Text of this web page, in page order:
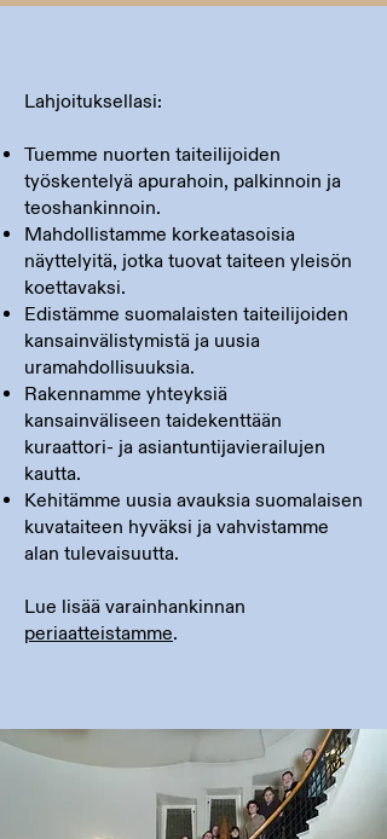
Lahjoituksellasi:
Tuemme nuorten taiteilijoiden
työskentelyä apurahoin, palkinnoin ja
teoshankinnoin.
Mahdollistamme korkeatasoisia
näyttelyitä, jotka tuovat taiteen yleisön
koettavaksi.
Edistämme suomalaisten taiteilijoiden
kansainvälistymistä ja uusia
uramahdollisuuksia.
Rakennamme yhteyksiä
kansainväliseen taidekenttään
kuraattori- ja asiantuntijavierailujen
kautta.
Kehitämme uusia avauksia suomalaisen
kuvataiteen hyväksi ja vahvistamme
alan tulevaisuutta.
Lue lisää varainhankinnan
periaatteistamme.